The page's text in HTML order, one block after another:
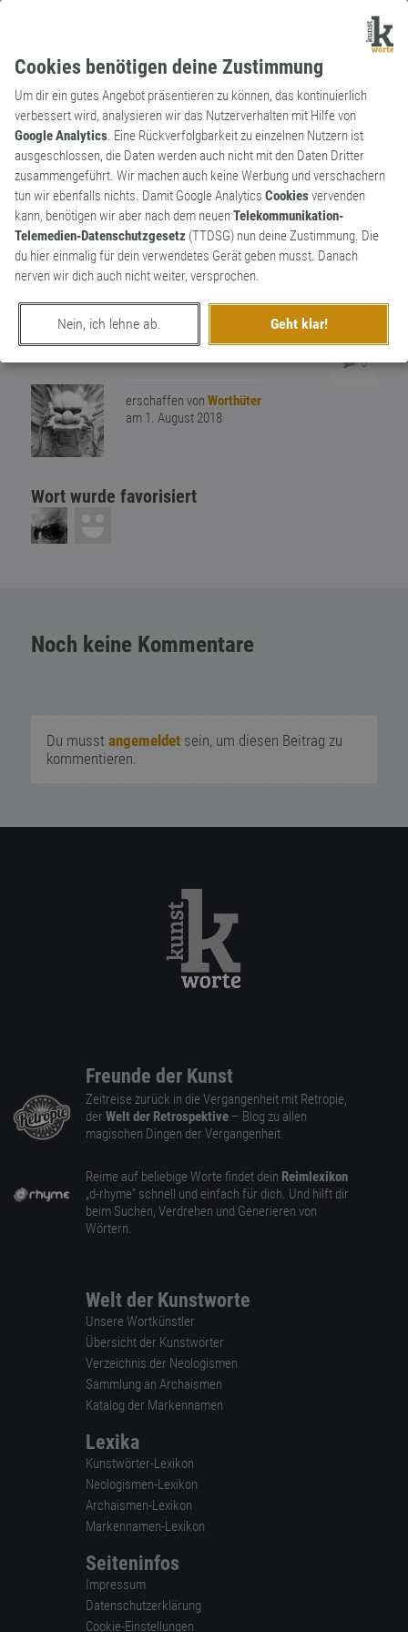
Cookies benötigen deine Zustimmung
Um dir ein gutes Angebot präsentieren zu können, das kontinuierlich
verbessert wird, analysieren wir das Nutzerverhalten mit Hilfe von
Google Analytics. Eine Rückverfolgbarkeit zu einzelnen Nutzern ist
ausgeschlossen, die Daten werden auch nicht mit den Daten Dritter
zusammengeführt. Wir machen auch keine Werbung und verschachern
tun wir ebenfalls nichts. Damit Google Analytics Cookiesvervenden
kann, benötigen wir aber nach dem neuenTelekommunikation-
Telemedien-Datenschutzgesetz (TTDSG) nun deine Zustimmung. Die
du hier einmalig für dein verwendetes Gerät geben musst. Danach
nerven wir dich auch nicht weiter, versprochen.
Nein, ich lehne ab. Geht klar!
Archaismus
Adjektiv
geflissentlich
Deutlich und voller Absicht durchführen.
Etwas sorgfältig, eifrig und absichtlich
vollziehen. Basier auf vlissen (ahd. streben,
arbeitete sich geflissentlich in seine
Tätigkeiten ein."
0
erschaffen von Worthüter
am 1. August 2018
Wort wurde favorisiert
Noch keine Kommentare
Du musst angemeldetsein, um diesen Beitrag zu
kommentieren.
Freunde der Kunst
Zeitreise zurück in die Vergangenheit mit Retropie,
der Welt der Retrospektive – Blog zu allen
magischen Dingen der Vergangenheit.
Reime auf beliebige Worte findet dein Reimlexikon
„d-rhyme” schnell und einfach für dich. Und hilft dir
beim Suchen, Verdrehen und Generieren von
Wörtern.
Welt der Kunstworte
Unsere Wortkünstler
Übersicht der Kunstwörter
Verzeichnis der Neologismen
Sammlung an Archaismen
Katalog der Markennamen
Lexika
Kunstwörter-Lexikon
Neologismen-Lexikon
Archaismen-Lexikon
Markennamen-Lexikon
Seiteninfos
Impressum
Datenschutzerklärung
Cookie-Einstellungen